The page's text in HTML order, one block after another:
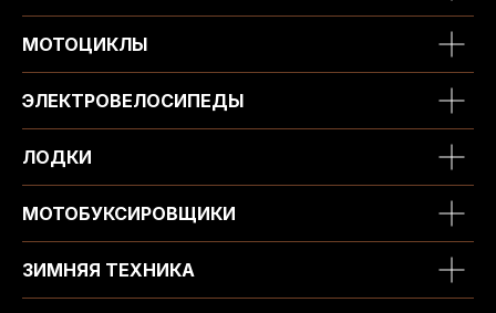
МОТОЦИКЛЫ
ЭЛЕКТРОВЕЛОСИПЕДЫ
ЛОДКИ
МОТОБУКСИРОВЩИКИ
ЗИМНЯЯ ТЕХНИКА